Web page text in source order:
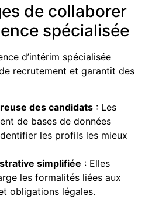
de collaborer
spécialisée
d’intérim spécialisée
recrutement et garantit des
des candidats : Les
de bases de données
les profils les mieux
simplifiée : Elles
les formalités liées aux
obligations légales.